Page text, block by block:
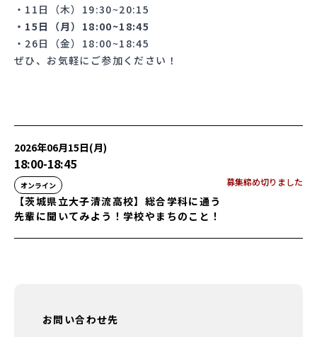
・11日（木）19:30~20:15
・15日（月）18:00~18:45
・26日（金）18:00~18:45
ぜひ、お気軽にご参加ください！
2026年06月15日(月)
18:00-18:45
オンライン
【茨城県立大子清流高校】総合学科に通う
先輩に聞いてみよう！学校やまちのこと！
募集締め切りました
お問い合わせ先